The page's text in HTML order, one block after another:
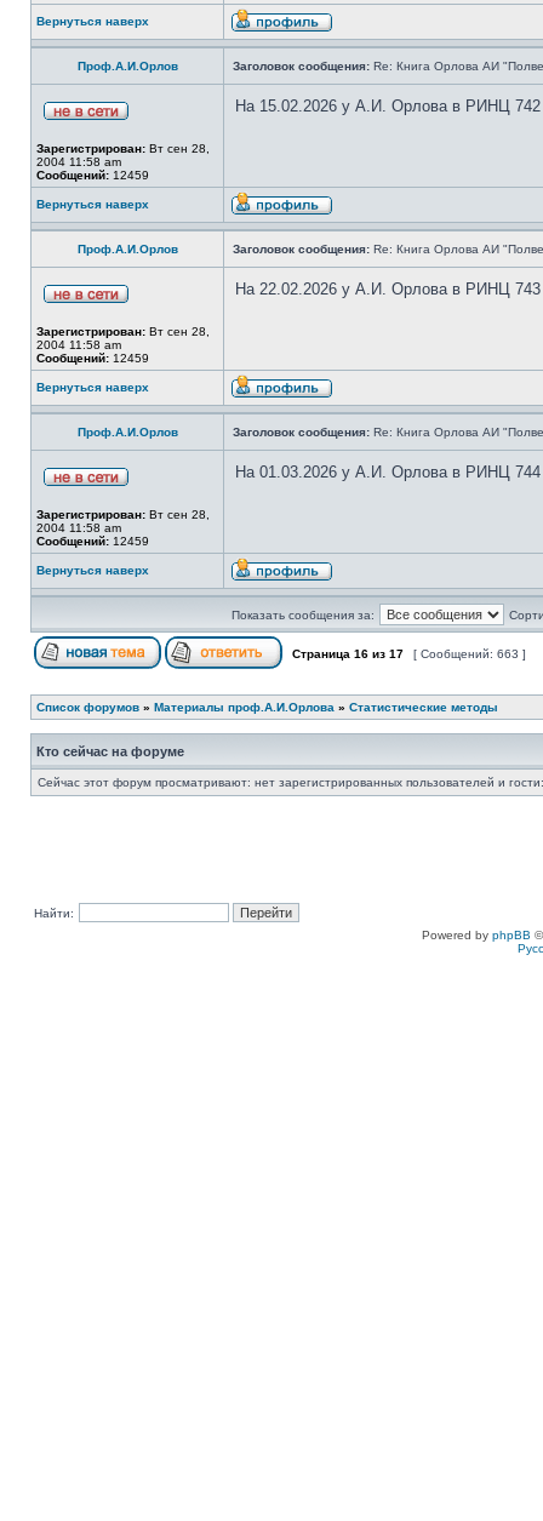
Вернуться наверх
Проф.А.И.Орлов Заголовок сообщения: Re: Книга Орлова АИ
Зарегистрирован: Вт сен 28,
2004 11:58 am
Сообщений: 12459
На 15.02.2026 у А.И. Орлова в РИНЦ 742
Вернуться наверх
Проф.А.И.Орлов Заголовок сообщения: Re: Книга Орлова АИ
Зарегистрирован: Вт сен 28,
2004 11:58 am
Сообщений: 12459
На 22.02.2026 у А.И. Орлова в РИНЦ 743
Вернуться наверх
Проф.А.И.Орлов Заголовок сообщения: Re: Книга Орлова АИ
Зарегистрирован: Вт сен 28,
2004 11:58 am
Сообщений: 12459
На 01.03.2026 у А.И. Орлова в РИНЦ 744
Вернуться наверх
Показать сообщения за:
Страница 16 из 17 [ Сообщений: 663 ]
Список форумов » Материалы проф.А.И.Орлова » Статистические методы
Кто сейчас на форуме
Сейчас этот форум просматривают: нет зарегистрированных пользователей и
Найти:
Powered by phpBB